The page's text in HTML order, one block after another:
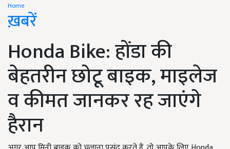
Home
ख़बरें
Honda Bike: होंडा की
बेहतरीन छोटू बाइक, माइलेज
व कीमत जानकर रह जाएंगे
हैरान